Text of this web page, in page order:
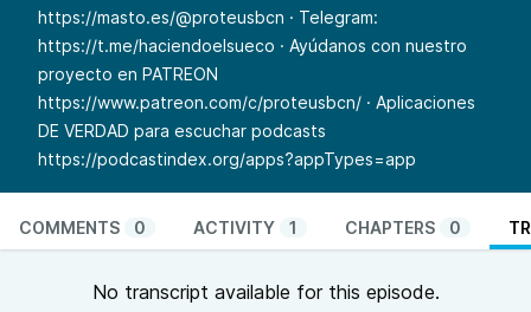
https://masto.es/@proteusbcn · Telegram:
https://t.me/haciendoelsueco · Ayúdanos con nuestro
proyecto en PATREON
https://www.patreon.com/c/proteusbcn/ · Aplicaciones
DE VERDAD para escuchar podcasts
https://podcastindex.org/apps?appTypes=app
COMMENTS 0 ACTIVITY 1 CHAPTERS 0
No transcript available for this episode.